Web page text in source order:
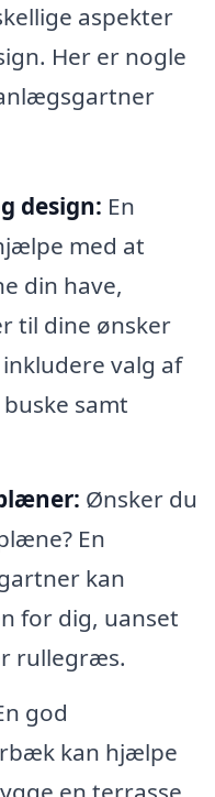
aspekter
Her er nogle
design: En
med at
din have,
til dine ønsker
valg af
samt
Ønsker du
En
kan
for dig, uanset
rullegræs.
god
kan hjælpe